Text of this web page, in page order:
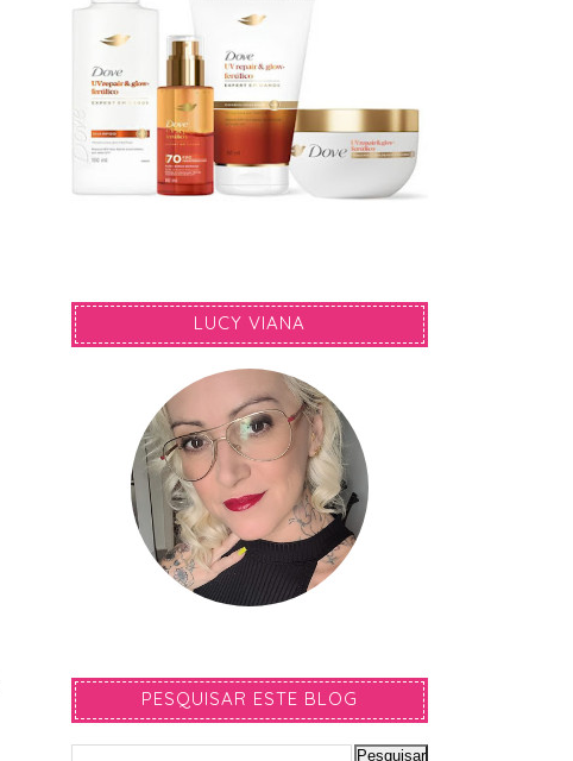
LUCY VIANA
PESQUISAR ESTE BLOG